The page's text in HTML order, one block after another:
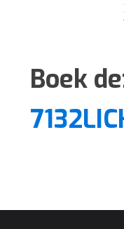
Boek